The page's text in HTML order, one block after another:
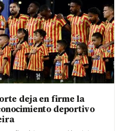
deja en firme la
deportivo